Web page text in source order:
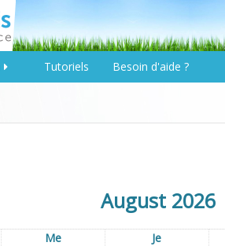
Tutoriels Besoin d'aide ?
August 2026
Me Je